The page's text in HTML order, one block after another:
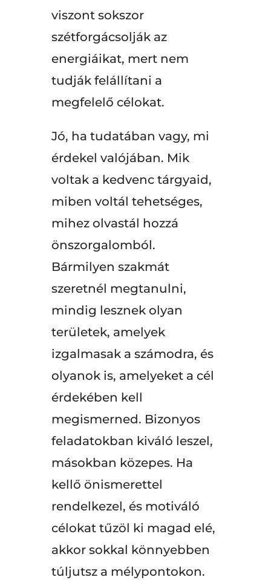
viszont sokszor
szétforgácsolják az
energiáikat, mert nem
tudják felállítani a
megfelelő célokat.
Jó, ha tudatában vagy, mi
érdekel valójában. Mik
voltak a kedvenc tárgyaid,
miben voltál tehetséges,
mihez olvastál hozzá
önszorgalomból.
Bármilyen szakmát
szeretnél megtanulni,
mindig lesznek olyan
területek, amelyek
izgalmasak a számodra, és
olyanok is, amelyeket a cél
érdekében kell
megismerned. Bizonyos
feladatokban kiváló leszel,
másokban közepes. Ha
kellő önismerettel
rendelkezel, és motiváló
célokat tűzöl ki magad elé,
akkor sokkal könnyebben
túljutsz a mélypontokon.